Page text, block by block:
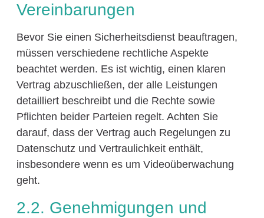
Vereinbarungen
Bevor Sie einen Sicherheitsdienst beauftragen,
müssen verschiedene rechtliche Aspekte
beachtet werden. Es ist wichtig, einen klaren
Vertrag abzuschließen, der alle Leistungen
detailliert beschreibt und die Rechte sowie
Pflichten beider Parteien regelt. Achten Sie
darauf, dass der Vertrag auch Regelungen zu
Datenschutz und Vertraulichkeit enthält,
insbesondere wenn es um Videoüberwachung
geht.
2.2. Genehmigungen und